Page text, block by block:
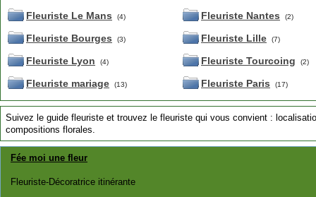
Fleuriste Le Mans (4)
Fleuriste Bourges (3)
Fleuriste Lyon (4)
Fleuriste mariage (13)
Fleuriste Nantes (2)
Fleuriste Lille (7)
Fleuriste Tourcoing (2)
Fleuriste Paris (17)
Suivez le guide fleuriste et trouvez le fleuriste qui vous convient :
compositions florales.
Fée moi une fleur
Fleuriste-Décoratrice itinérante